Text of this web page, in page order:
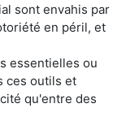
sont envahis par
en péril, et
essentielles ou
ces outils et
qu'entre des